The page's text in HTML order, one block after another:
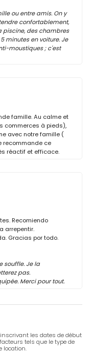
ou entre amis. On y
confortablement,
piscine, des chambres
minutes en voiture. Je
moustiques ; c'est
famille. Au calme et
commerces à pieds),
avec notre famille (
recommande ce
réactif et efficace.
Recomiendo
arrepentir.
Gracias por todo.
souffle. Je la
pas.
Merci pour tout.
les dates de début
tels que le type de
location.